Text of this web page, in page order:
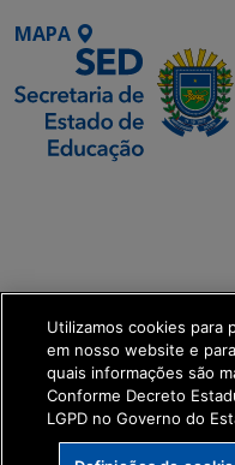
MAPA
Utilizamos cookies para
em nosso website e
quais informações são
Conforme Decreto
LGPD no Governo do